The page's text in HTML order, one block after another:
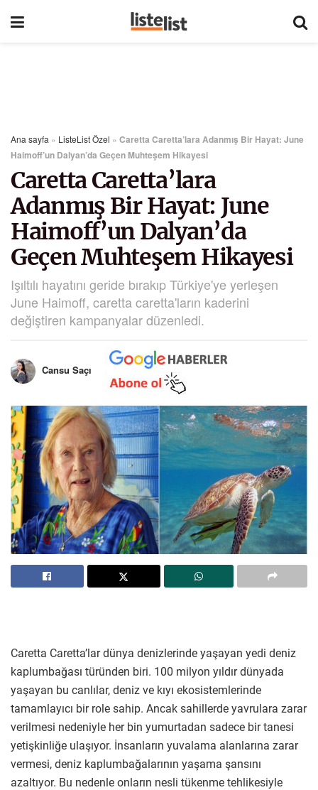
Ana sayfa » ListeList Özel » Caretta Caretta’lara Adanmış Bir Hayat: June
Haimoff’un Dalyan’da Geçen Muhteşem Hikayesi
Caretta Caretta’lara
Adanmış Bir Hayat: June
Haimoff’un Dalyan’da
Geçen Muhteşem Hikayesi
Işıltılı hayatını geride bırakıp Türkiye'ye yerleşen
June Haimoff, caretta caretta'ların kaderini
değiştiren kampanyalar düzenledi.
Cansu Saçı
Caretta Caretta’lar dünya denizlerinde yaşayan yedi deniz
kaplumbağası türünden biri. 100 milyon yıldır dünyada
yaşayan bu canlılar, deniz ve kıyı ekosistemlerinde
tamamlayıcı bir role sahip. Ancak sahillerde yavrulara zarar
verilmesi nedeniyle her bin yumurtadan sadece bir tanesi
yetişkinliğe ulaşıyor. İnsanların yuvalama alanlarına zarar
vermesi, deniz kaplumbağalarının yaşama şansını
azaltıyor. Bu nedenle onların nesli tükenme tehlikesiyle